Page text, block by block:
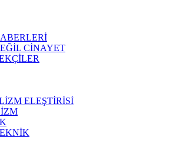
CİNAYET
ELEŞTİRİSİ